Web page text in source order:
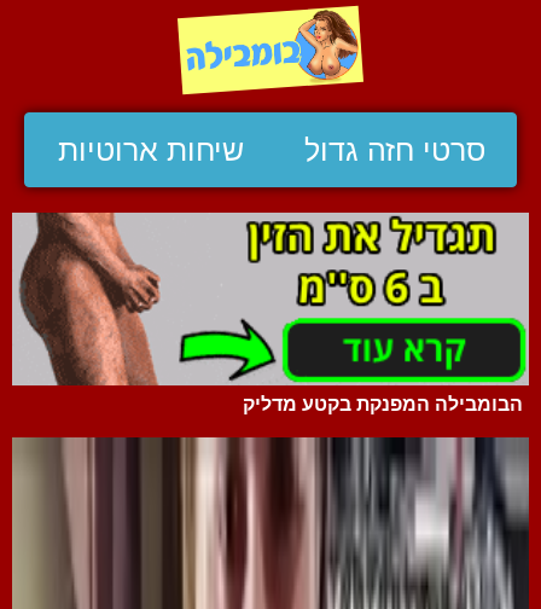
סרטי חזה גדול שיחות ארוטיות
הבומבילה המפנקת בקטע מדליק